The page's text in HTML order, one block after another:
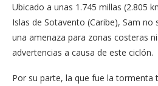
Ubicado a unas 1.745 millas (2.805
Islas de Sotavento (Caribe), Sam
una amenaza para zonas costeras
advertencias a causa de este ciclón.
Por su parte, la que fue la tormenta